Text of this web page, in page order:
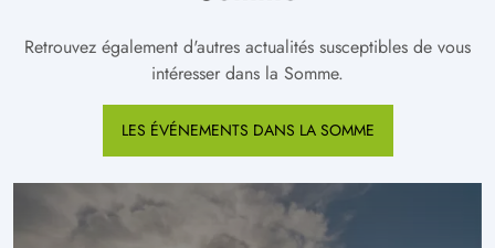
Retrouvez également d'autres actualités susceptibles de vous
intéresser dans la Somme.
LES ÉVÉNEMENTS DANS LA SOMME